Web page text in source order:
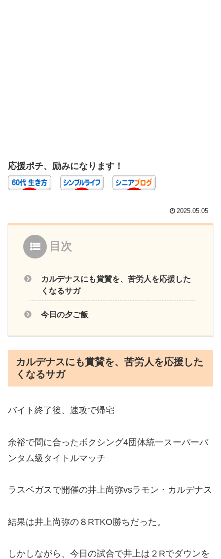
応援ポチ、励みになります！
2025.05.05
目次
カルデナスにも賞賛を、苦労人を応援した
くなるサガ
今日の夕ご飯
カルデナスにも賞賛を、苦労人を応援した
くなるサガ
バイト終了後、速攻で帰宅
余裕で間に合ったボクシング4団体統一スーパーバ
ンタム級タイトルマッチ
ラスベガスで開催の井上尚弥vsラモン・カルデナス
結果は井上尚弥の８RTKO勝ちだった。
しかしながら、今日の試合で井上は２Rでダウンを